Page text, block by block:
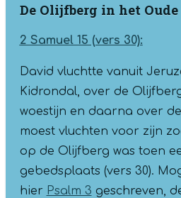
De Olijfberg in het
2 Samuel 15 (vers 30):
David vluchtte vanuit
Kidrondal, over de
woestijn en daarna over
moest vluchten voor zijn
op de Olijfberg was toen
gebedsplaats (vers 30).
hier Psalm 3 geschreven,